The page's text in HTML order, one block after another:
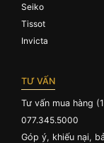
Seiko
Tissot
Invicta
TƯ VẤN
Tư vấn mua hàng
077.345.5000
Góp ý, khiếu nại,